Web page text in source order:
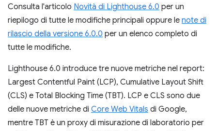
Consulta l'articolo Novità di Lighthouse 6.0 per un
riepilogo di tutte le modifiche principali oppure le note di
rilascio della versione 6.0.0 per un elenco completo di
tutte le modifiche.
Lighthouse 6.0 introduce tre nuove metriche nel report:
Largest Contentful Paint (LCP), Cumulative Layout Shift
(CLS) e Total Blocking Time (TBT). LCP e CLS sono due
delle nuove metriche di Core Web Vitals di Google,
mentre TBT è un proxy di misurazione di laboratorio per